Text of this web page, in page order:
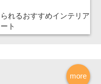
れるおすすめインテリア
ト
more